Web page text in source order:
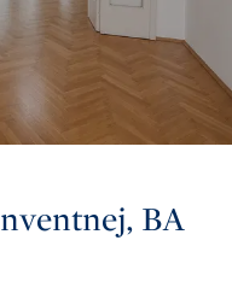
BA